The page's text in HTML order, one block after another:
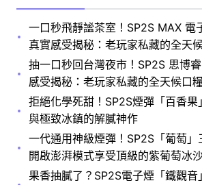
一口秒飛靜謐茶室！SP2S MAX 電
真實感受揭秘：老玩家私藏的全天
抽一口秒回台灣夜市！SP2S 思博
感受揭秘：老玩家私藏的全天候口
拒絕化學死甜！SP2S煙彈「百香
與極致冰鎮的解膩神作
一代通用神級煙彈！SP2S「葡萄」
開啟澎湃模式享受頂級的紫葡萄冰
果香抽膩了？SP2S電子煙「鐵觀